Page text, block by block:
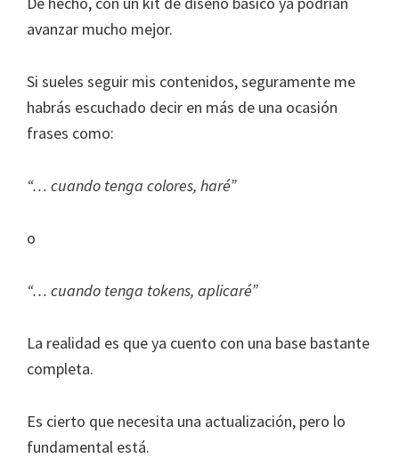
avanzar mucho mejor.
Si sueles seguir mis contenidos, seguramente me
habrás escuchado decir en más de una ocasión
frases como:
“… cuando tenga colores, haré”
o
“… cuando tenga tokens, aplicaré”
La realidad es que ya cuento con una base bastante
completa.
Es cierto que necesita una actualización, pero lo
fundamental está.